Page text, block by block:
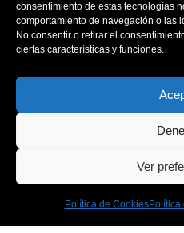
consentimiento de estas tecnologías
comportamiento de navegación o las
No consentir o retirar el
ciertas características y funciones.
Ver
Política de CookiesPolítica
Política de